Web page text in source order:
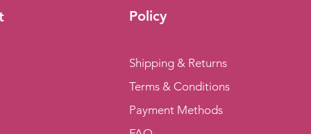
Policy
Shipping & Returns
Terms & Conditions
Payment Methods